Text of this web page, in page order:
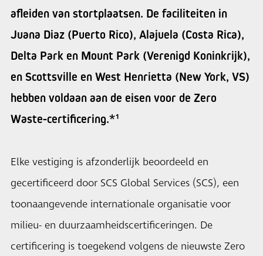
afleiden van stortplaatsen. De faciliteiten in
Juana Diaz (Puerto Rico), Alajuela (Costa Rica),
Delta Park en Mount Park (Verenigd Koninkrijk),
en Scottsville en West Henrietta (New York, VS)
hebben voldaan aan de eisen voor de Zero
Waste-certificering.*¹
Elke vestiging is afzonderlijk beoordeeld en
gecertificeerd door SCS Global Services (SCS), een
toonaangevende internationale organisatie voor
milieu- en duurzaamheidscertificeringen. De
certificering is toegekend volgens de nieuwste Zero